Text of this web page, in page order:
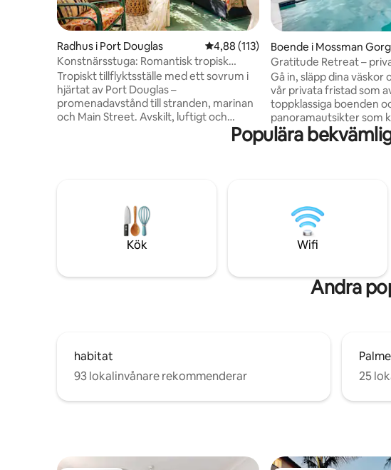
Radhus i Port Douglas 4,88 av 5 i genomsnittligt betyg, 113
4,88 (113)
Konstnärsstuga: Romantisk tropisk
tillflyktsort
Tropiskt tillflyktsställe med ett sovrum i
hjärtat av Port Douglas –
promenadavstånd till stranden, marinan
och Main Street. Avskilt, luftigt och
luftkonditionering och allt du behöver för
solnedgången. Anländ, koppla av och gå
direkt in i semesterläge – den typ av
ställe du inte kommer att vilja lämna (och
kommer att önska att du hade bokat
Boende i Mossman
Gratitude Retreat –
utsikt
Gå in, släpp dina väskor
vår privata fristad som
toppklassiga boenden
panoramautsikter som
lämna dig förtrollad.
dig i stil med den djupa
bara 5 minuter från
minuter från Port
omgivande stränder och
minuters bilresa till
Populära
Kök Wifi
Andra
habitat
93 lokalinvånare rekommenderar
25